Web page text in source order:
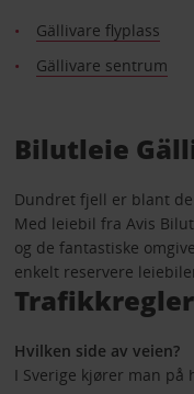
Gällivare flyplass
Gällivare sentrum
Bilutleie
Dundret fjell er blant
Med leiebil fra Avis
og de fantastiske
enkelt reservere
Hvilken side av veien?
I Sverige kjører man på